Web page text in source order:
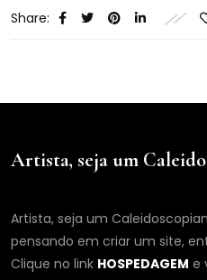
Share:
Artista, seja um
Artista, seja um
pensando em criar um site,
Clique no link HOSPEDAGEM e